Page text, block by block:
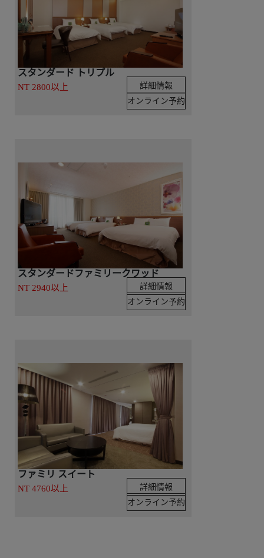
スタンダード トリプル
詳細情報
NT 2800以上
オンライン予約
スタンダードファミリークワッド
詳細情報
NT 2940以上
オンライン予約
ファミリ スイート
詳細情報
NT 4760以上
オンライン予約